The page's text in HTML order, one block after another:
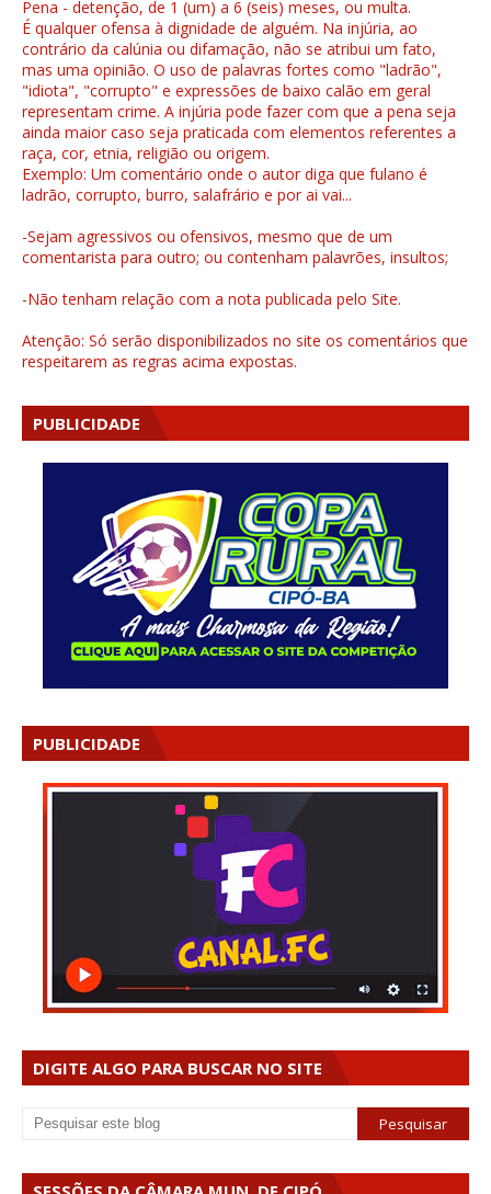
Pena - detenção, de 1 (um) a 6 (seis) meses, ou multa.
É qualquer ofensa à dignidade de alguém. Na injúria, ao
contrário da calúnia ou difamação, não se atribui um fato,
mas uma opinião. O uso de palavras fortes como "ladrão",
"idiota", "corrupto" e expressões de baixo calão em geral
representam crime. A injúria pode fazer com que a pena seja
ainda maior caso seja praticada com elementos referentes a
raça, cor, etnia, religião ou origem.
Exemplo: Um comentário onde o autor diga que fulano é
ladrão, corrupto, burro, salafrário e por ai vai...
-Sejam agressivos ou ofensivos, mesmo que de um
comentarista para outro; ou contenham palavrões, insultos;
-Não tenham relação com a nota publicada pelo Site.
Atenção: Só serão disponibilizados no site os comentários que
respeitarem as regras acima expostas.
PUBLICIDADE
PUBLICIDADE
DIGITE ALGO PARA BUSCAR NO SITE